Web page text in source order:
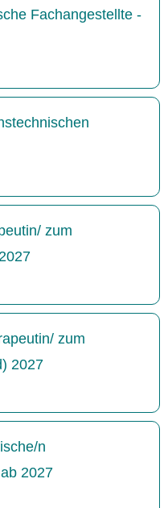
Fachangestellte -
zum
zum
2027
n
2027